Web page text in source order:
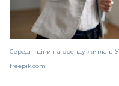
Середні ціни на оренду житла в
freepik.com